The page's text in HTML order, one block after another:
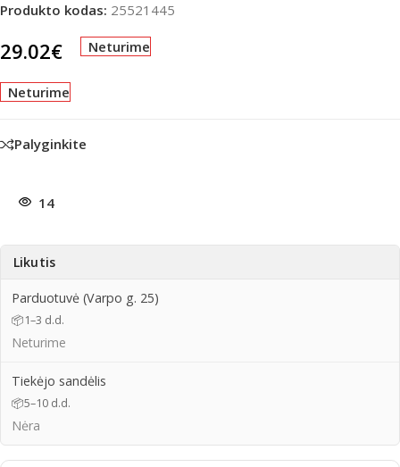
Produkto kodas: 25521445
29.02€ Neturime
Neturime
Palyginkite
14
Likutis
Parduotuvė (Varpo g. 25)
📦1–3 d.d.
Neturime
Tiekėjo sandėlis
📦5–10 d.d.
Nėra